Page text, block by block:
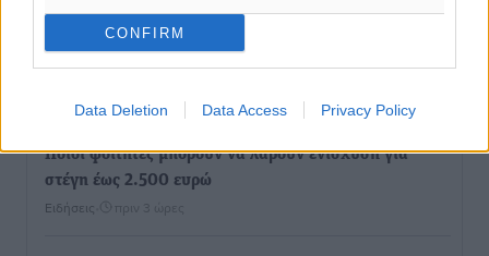
CONFIRM
Data Deletion Data Access Privacy Policy
ΥΠΑΑΤ: 12,5 εκατ. ευρώ στις 13 Περιφέρειες για μέτρα
βιοασφάλειας
Ποιοι φοιτητές μπορούν να λάβουν ενίσχυση για
στέγη έως 2.500 ευρώ
Ειδήσεις πριν 3 ώρες